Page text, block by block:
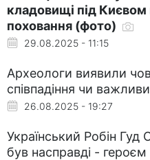
кладовищі під Києвом
поховання (фото)
29.08.2025 - 11:15
Археологи виявили
співпадіння чи
26.08.2025 - 19:27
Український Робін
був насправді -